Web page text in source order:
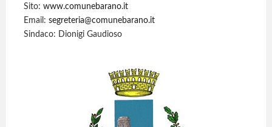
Sito:www.comunebarano.it
Email:segreteria@comunebarano.it
Sindaco: Dionigi Gaudioso